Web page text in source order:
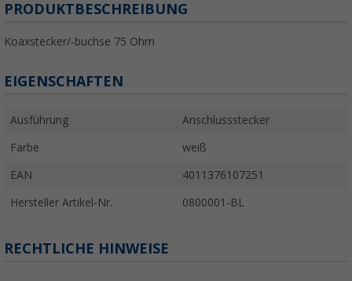
PRODUKTBESCHREIBUNG
Koaxstecker/-buchse 75 Ohm
EIGENSCHAFTEN
Ausführung Anschlussstecker
Farbe weiß
EAN 4011376107251
Hersteller Artikel-Nr. 0800001-BL
RECHTLICHE HINWEISE